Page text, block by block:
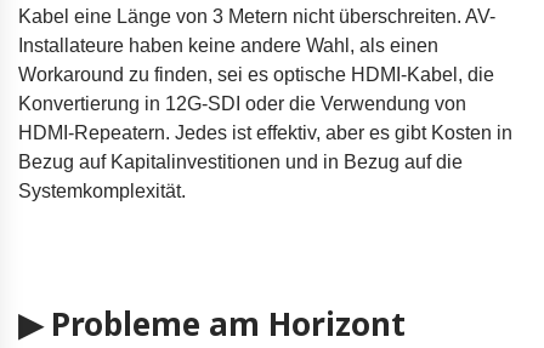
Kabel eine Länge von 3 Metern nicht überschreiten. AV-
Installateure haben keine andere Wahl, als einen
Workaround zu finden, sei es optische HDMI-Kabel, die
Konvertierung in 12G-SDI oder die Verwendung von
HDMI-Repeatern. Jedes ist effektiv, aber es gibt Kosten in
Bezug auf Kapitalinvestitionen und in Bezug auf die
Systemkomplexität.
▶ Probleme am Horizont